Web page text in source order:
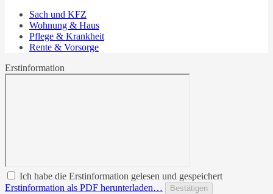
Sach und KFZ
Wohnung & Haus
Pflege & Krankheit
Rente & Vorsorge
Erstinformation
Ich habe die Erstinformation gelesen und gespeichert
Erstinformation als PDF herunterladen…
Bestätigen